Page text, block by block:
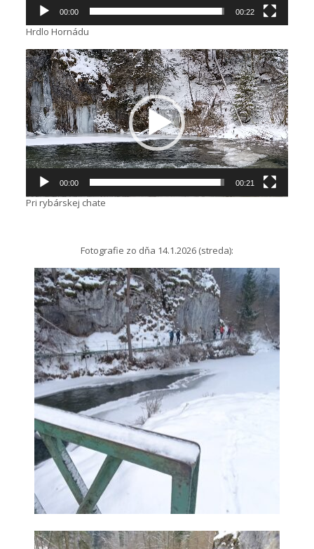
00:00 00:22
Hrdlo Hornádu
Video
prehrávač
00:00 00:21
Pri rybárskej chate
Fotografie zo dňa 14.1.2026 (streda):